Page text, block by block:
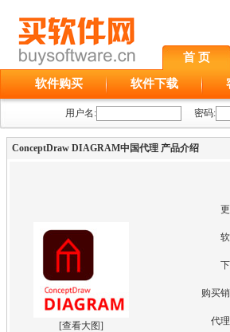
首 页
软件购买 软件下载
用户名: 密码:
ConceptDraw DIAGRAM中国代理 产品介绍
[查看大图]
购买
代